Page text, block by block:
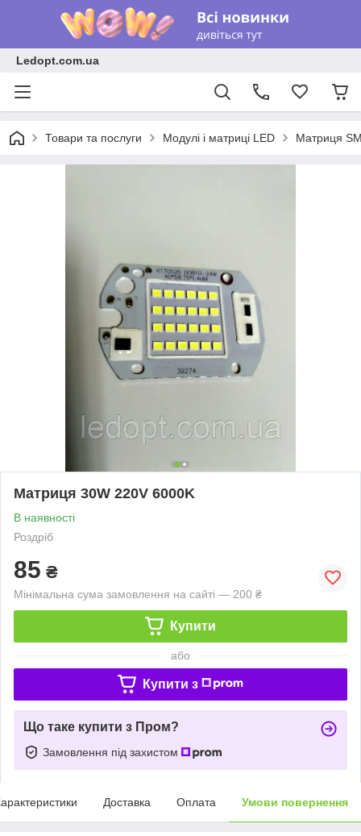
Ledopt.com.ua
Товари та послуги Модулі і матриці LED Матриця
Матриця 30W 220V 6000K
В наявності
Роздріб
85 ₴
Мінімальна сума замовлення на сайті — 200 ₴
Купити
або
Купити з
Що таке купити з Пром?
Замовлення під захистом
Доставка Оплата Умови повернення